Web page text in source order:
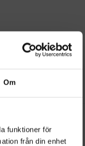
Om
funktioner för
från din enhet